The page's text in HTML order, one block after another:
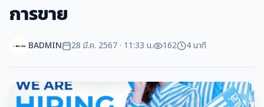
การขาย
BADMIN 28 มี.ค. 2567 · 11:33 น. 162 4 นาที